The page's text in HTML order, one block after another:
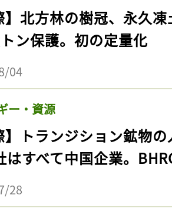
】北方林の樹冠、永久
ン保護。初の定量化
04
ー・資源
】トランジション鉱物
はすべて中国企業。
28